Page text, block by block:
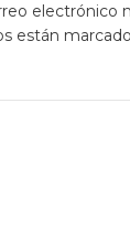
electrónico
están